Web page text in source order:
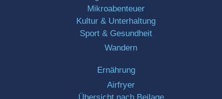
Mikroabenteuer
Kultur & Unterhaltung
Sport & Gesundheit
Wandern
Ernährung
Airfryer
Übersicht nach Beilage